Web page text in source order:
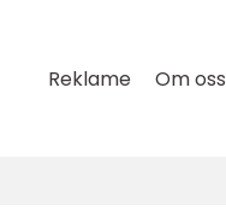
Reklame Om oss